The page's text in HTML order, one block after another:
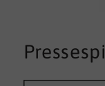
persönlichen